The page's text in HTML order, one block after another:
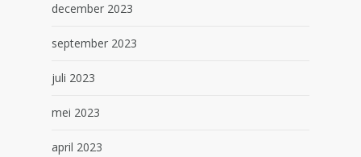
december 2023
september 2023
juli 2023
mei 2023
april 2023